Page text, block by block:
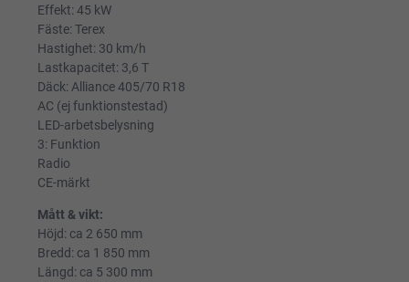
Effekt: 45 kW
Fäste: Terex
Hastighet: 30 km/h
Lastkapacitet: 3,6 T
Däck: Alliance 405/70 R18
AC (ej funktionstestad)
LED-arbetsbelysning
3: Funktion
Radio
CE-märkt
Mått & vikt:
Höjd: ca 2 650 mm
Bredd: ca 1 850 mm
Längd: ca 5 300 mm